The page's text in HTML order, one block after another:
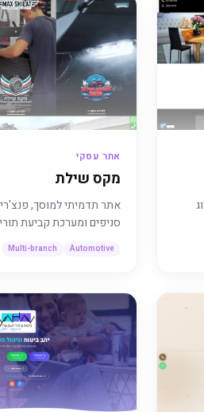
אתר עסקי
מקס שילת
אתר תדמיתי למוסך,
סניפים ומערכת קביעת
Automotive
Multi-branch